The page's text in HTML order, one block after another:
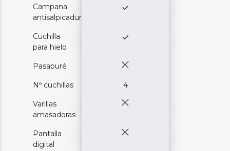
Campana
antisalpicaduras
Cuchilla
para hielo
Pasapuré
Nº cuchillas 4
Varillas
amasadoras
Pantalla
digital